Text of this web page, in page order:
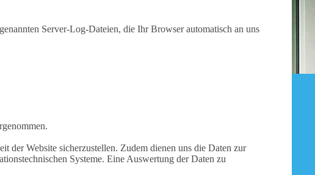
Server-Log-Dateien, die Ihr Browser automatisch an uns
Website sicherzustellen. Zudem dienen uns die Daten zur
Systeme. Eine Auswertung der Daten zu